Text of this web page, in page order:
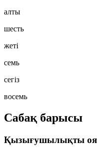
алты
шесть
жеті
семь
сегіз
восемь
Сабақ барысы
Қызығушылықты